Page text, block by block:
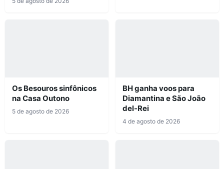
Os Besouros sinfônicos
na Casa Outono
5 de agosto de 2026
BH ganha voos para
Diamantina e São João
del-Rei
4 de agosto de 2026